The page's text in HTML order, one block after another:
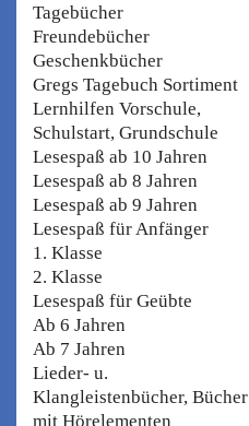
Tagebücher
Freundebücher
Geschenkbücher
Gregs Tagebuch Sortiment
Lernhilfen Vorschule,
Schulstart, Grundschule
Lesespaß ab 10 Jahren
Lesespaß ab 8 Jahren
Lesespaß ab 9 Jahren
Lesespaß für Anfänger
1. Klasse
2. Klasse
Lesespaß für Geübte
Ab 6 Jahren
Ab 7 Jahren
Lieder- u.
Klangleistenbücher, Bücher
mit Hörelementen